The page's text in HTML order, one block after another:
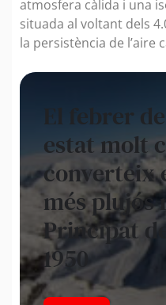
atmosfera càlida i una
situada al voltant dels
la persistència de l’aire
El febrer
estat molt
converteix
més plujós
Principat
1950